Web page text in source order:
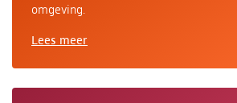
omgeving.
Lees meer